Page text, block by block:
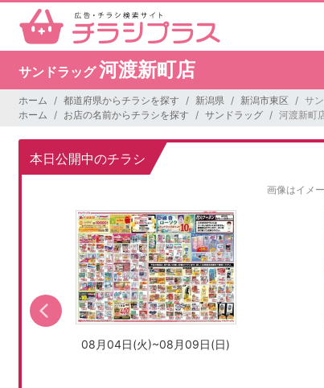
サンドラッグ河渡新町店
ホーム 都道府県からチラシを探す 新潟県 新潟市東区
サ
ホーム
お店の名前からチラシを探す サンドラッグ 河渡新町
本日公開中のチラシ
画像はイメー
08月04日(火)~08月09日(日)